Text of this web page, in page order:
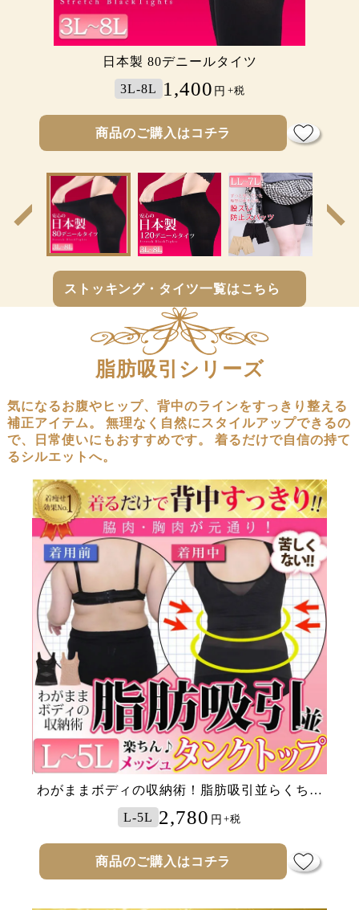
【日本製ストッキング】
3L-8L
1,300 円 +税
商品のご購入はコチラ
日本製 美脚トレンカ
3L-8L
1,400 円 +税
商品のご購入はコチラ
日本製ストレッチレギンス
3L-8L
1,400 円 +税
商品のご購入はコチラ
日本製 80デニールタイツ
3L-8L
1,400 円 +税
商品のご購入はコチラ
前
次
ストッキング・タイツ一覧はこちら
脂肪吸引シリーズ
気になるお腹やヒップ、背中のラインをすっきり整える
補正アイテム。
無理なく自然にスタイルアップできるの
で、日常使いにもおすすめです。
着るだけで自信の持て
るシルエットへ。
わがままボディの収納術！脂肪吸引並らくちん
メッシュタンクトップ
L-5L 2,780 円 +税
商品のご購入はコチラ